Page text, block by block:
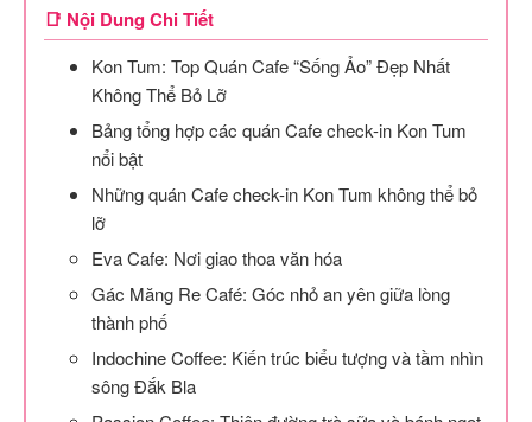
📑 Nội Dung Chi Tiết
Kon Tum: Top Quán Cafe “Sống Ảo” Đẹp Nhất
Không Thể Bỏ Lỡ
Bảng tổng hợp các quán Cafe check-in Kon Tum
nổi bật
Những quán Cafe check-in Kon Tum không thể bỏ
lỡ
Eva Cafe: Nơi giao thoa văn hóa
Gác Măng Re Café: Góc nhỏ an yên giữa lòng
thành phố
Indochine Coffee: Kiến trúc biểu tượng và tầm nhìn
sông Đắk Bla